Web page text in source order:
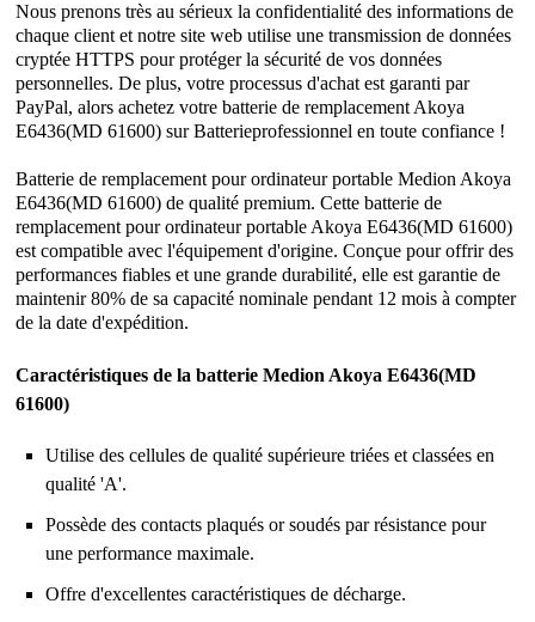
Nous prenons très au sérieux la confidentialité des informations de
chaque client et notre site web utilise une transmission de données
cryptée HTTPS pour protéger la sécurité de vos données
personnelles. De plus, votre processus d'achat est garanti par
PayPal, alors achetez votre batterie de remplacement Akoya
E6436(MD 61600) sur Batterieprofessionnel en toute confiance !
Batterie de remplacement pour ordinateur portable Medion Akoya
E6436(MD 61600) de qualité premium. Cette batterie de
remplacement pour ordinateur portable Akoya E6436(MD 61600)
est compatible avec l'équipement d'origine. Conçue pour offrir des
performances fiables et une grande durabilité, elle est garantie de
maintenir 80% de sa capacité nominale pendant 12 mois à compter
de la date d'expédition.
Caractéristiques de la batterie Medion Akoya E6436(MD
61600)
Utilise des cellules de qualité supérieure triées et classées en
qualité 'A'.
Possède des contacts plaqués or soudés par résistance pour
une performance maximale.
Offre d'excellentes caractéristiques de décharge.